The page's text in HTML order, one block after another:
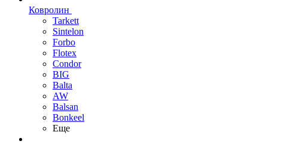
Ковролин
Tarkett
Sintelon
Forbo
Flotex
Condor
BIG
Balta
AW
Balsan
Bonkeel
Еще